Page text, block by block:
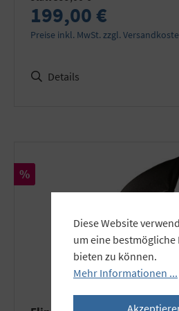
199,00 €
Preise inkl. MwSt. zzgl.
Details
Rabatt
%
Diese Website
um eine
bieten zu können.
Mehr Informationen ...